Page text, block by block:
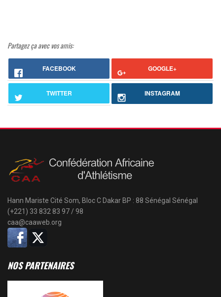
Partagez ça avec vos amis:
FACEBOOK GOOGLE+
TWITTER INSTAGRAM
Hann Mariste Cité Som, Bloc C DakarBP : 88 Sénégal Sénégal
(+221) 33 832 83 97 / 98
caa@caaweb.org
NOS PARTENAIRES